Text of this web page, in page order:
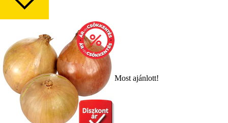
Most ajánlott!